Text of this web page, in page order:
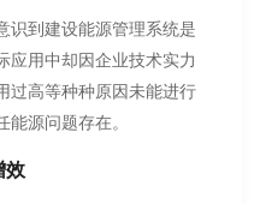
识到建设能源管理系统是
应用中却因企业技术实力
过高等种种原因未能进行
源问题存在。
效